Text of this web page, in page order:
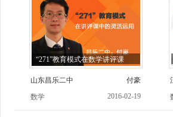
“271”教育模式在数学讲评课
山东昌乐二中
付豪
数学
2016-02-19